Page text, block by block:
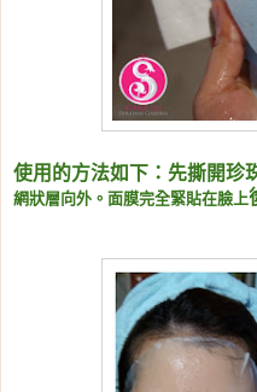
使用的方法如下： 先撕開珍
網狀層向外。面膜完全緊貼在臉上